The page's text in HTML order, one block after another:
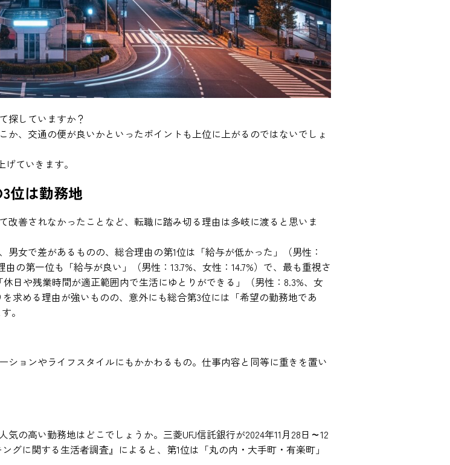
探していますか？
、交通の便が良いかといったポイントも上位に上がるのではないでしょ
ていきます。
位は勤務地
善されなかったことなど、転職に踏み切る理由は多岐に渡ると思いま
女で差があるものの、総合理由の第1位は「給与が低かった」（男性：
の第一位も「給与が良い」（男性：13.7%、女性：14.7%）で、最も重視さ
日や残業時間が適正範囲内で生活にゆとりができる」（男性：8.3%、女
求める理由が強いものの、意外にも総合第3位には「希望の勤務地であ
。
ョンやライフスタイルにもかかわるもの。仕事内容と同等に重きを置い
の高い勤務地はどこでしょうか。三菱UFJ信託銀行が2024年11月28日～12
グに関する生活者調査』によると、第1位は「丸の内・大手町・有楽町」